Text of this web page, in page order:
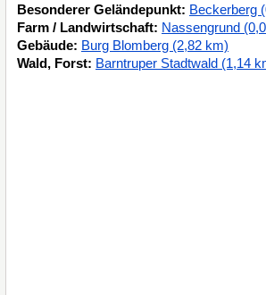
Besonderer Geländepunkt: Beckerberg
Farm / Landwirtschaft: Nassengrund
Gebäude: Burg Blomberg (2,82 km)
Wald, Forst: Barntruper Stadtwald (1,14